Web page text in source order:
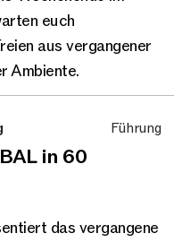
euch
aus vergangener
Ambiente.
Führung
in 60
das vergangene